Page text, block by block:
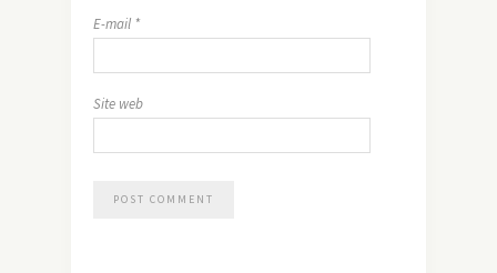
E-mail *
Site web